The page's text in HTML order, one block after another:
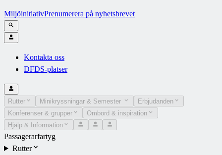
MiljöinitiativPrenumerera på nyhetsbrevet
Kontakta oss
DFDS-platser
Rutter Minikryssningar & Semester
Erbjudanden
Konferenser & grupper
Ombord & inspiration
Hjälp & Information
Passagerarfartyg
Rutter